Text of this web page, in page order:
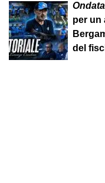
Ondata
per un
del